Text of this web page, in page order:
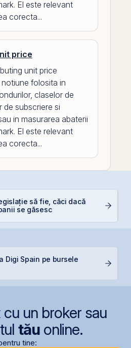
El este relevant
corecta...
price
unit price
folosita in
claselor de
de subscriere si
in masurarea abaterii
El este relevant
corecta...
să fie, căci dacă
se găsesc
Digi Spain pe bursele
un broker sau
tăuonline.
tine: